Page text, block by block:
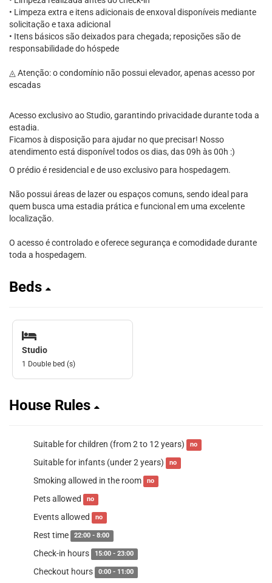
• Limpeza extra e itens adicionais de enxoval disponíveis mediante
solicitação e taxa adicional
• Itens básicos são deixados para chegada; reposições são de
responsabilidade do hóspede
◬ Atenção: o condomínio não possui elevador, apenas acesso por
escadas
Acesso exclusivo ao Studio, garantindo privacidade durante toda a
estadia.
Ficamos à disposição para ajudar no que precisar! Nosso
atendimento está disponível todos os dias, das 09h às 00h :)
O prédio é residencial e de uso exclusivo para hospedagem.
Não possui áreas de lazer ou espaços comuns, sendo ideal para
quem busca uma estadia prática e funcional em uma excelente
localização.
O acesso é controlado e oferece segurança e comodidade durante
toda a hospedagem.
Beds
Studio
1 Double bed (s)
House Rules
Suitable for children (from 2 to 12 years) no
Suitable for infants (under 2 years) no
Smoking allowed in the room no
Pets allowed no
Events allowed no
Rest time 22:00 - 8:00
Check-in hours 15:00 - 23:00
Checkout hours 0:00 - 11:00